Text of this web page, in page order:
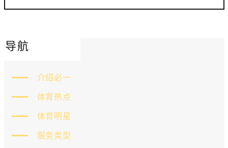
导航
介绍必一
体育热点
体育明星
服务类型